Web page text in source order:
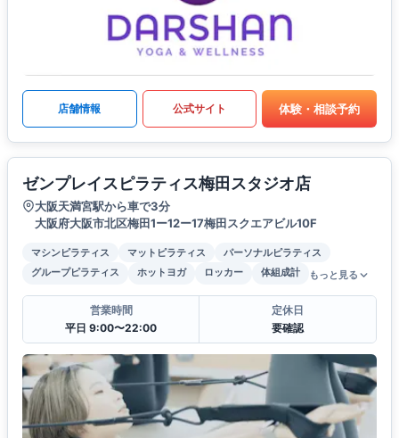
店舗情報 公式サイト 体験・相談予約
ゼンプレイスピラティス梅田スタジオ店
大阪天満宮駅から車で3分
大阪府大阪市北区梅田1ー12ー17梅田スクエアビル10F
マシンピラティス マットピラティス
パーソナルピラティス
グループピラティス
ホットヨガ ロッカー 体組成計 もっと見る
営業時間
平日 9:00〜22:00
定休日
要確認